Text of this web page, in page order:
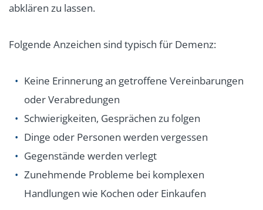
abklären zu lassen.
Folgende Anzeichen sind typisch für Demenz:
Keine Erinnerung an getroffene Vereinbarungen
oder Verabredungen
Schwierigkeiten, Gesprächen zu folgen
Dinge oder Personen werden vergessen
Gegenstände werden verlegt
Zunehmende Probleme bei komplexen
Handlungen wie Kochen oder Einkaufen